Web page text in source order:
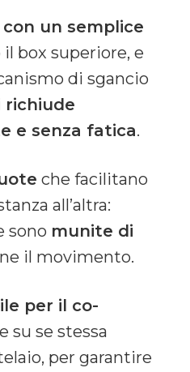
un semplice
il box superiore, e
di sgancio
richiude
e senza fatica.
che facilitano
all’altra:
sono munite di
il movimento.
per il co-
su se stessa
per garantire